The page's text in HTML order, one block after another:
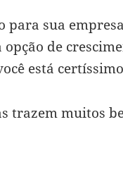
para sua
de
está
trazem muitos